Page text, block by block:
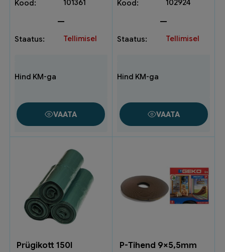
101361
—
Tellimisel
VAATA
102924
—
Tellimisel
VAATA
Prügikott 150l
P-Tihend 9×5,5mm